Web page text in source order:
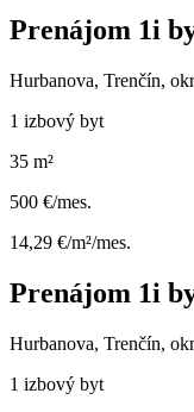
Prenájom 1i
Hurbanova, Trenčín,
1 izbový byt
35 m²
500 €/mes.
14,29 €/m²/mes.
Prenájom 1i
Hurbanova, Trenčín,
1 izbový byt